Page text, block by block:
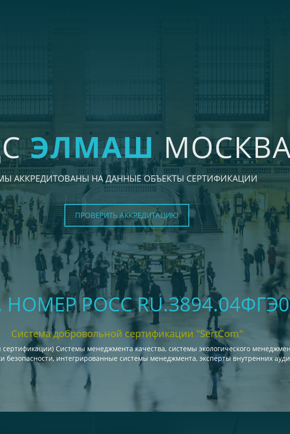
ЭЛМАШ
АККРЕДИТОВАНЫ НА ДАННЫЕ ОБЪЕКТЫ СЕРТИФИКАЦИИ
ПРОВЕРИТЬ АККРЕДИТАЦИЮ
НОМЕР РОСС RU.З894.04ФГЭ0
Система добровольной сертификации "SertCom"
Системы менеджмента качества, системы экологического
безопасности, интегрированные системы менеджмента, эксперты внутренних